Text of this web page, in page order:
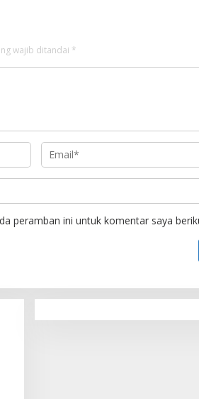
wajib ditandai *
peramban ini untuk komentar saya